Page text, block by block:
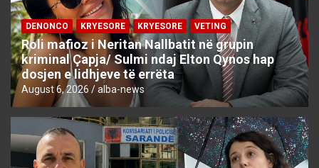
DENONCO KRYESORE KRYESORE VETING
Roli mafioz i Neritan Nallbatit në grupin
kriminal Çapja/ Sulmi ndaj Elton Qynos hap
dosjen e lidhjeve të errëta
August 6, 2026 alba-news